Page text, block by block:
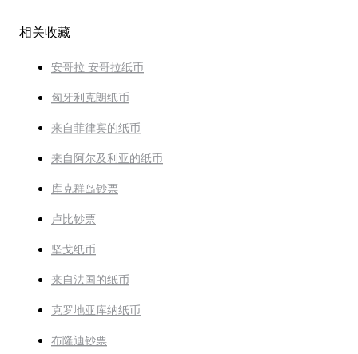
相关收藏
安哥拉 安哥拉纸币
匈牙利克朗纸币
来自菲律宾的纸币
来自阿尔及利亚的纸币
库克群岛钞票
卢比钞票
坚戈纸币
来自法国的纸币
克罗地亚库纳纸币
布隆迪钞票